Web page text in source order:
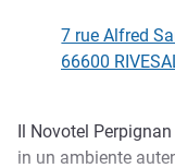
7 rue Alfred
66600
Il Novotel
in un ambiente